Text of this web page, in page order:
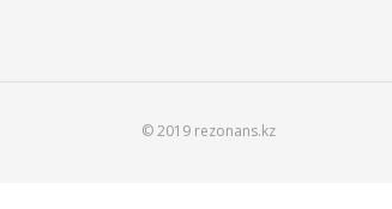
© 2019 rezonans.kz